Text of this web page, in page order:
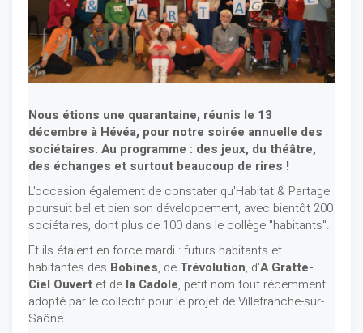
Nous étions une quarantaine, réunis le 13
décembre à Hévéa, pour notre soirée annuelle des
sociétaires. Au programme : des jeux, du théâtre,
des échanges et surtout beaucoup de rires !
L'occasion également de constater qu'Habitat & Partage
poursuit bel et bien son développement, avec bientôt 200
sociétaires, dont plus de 100 dans le collège "habitants".
Et ils étaient en force mardi : futurs habitants et
habitantes des Bobines, de Trévolution, d'A Gratte-
Ciel Ouvert et de la Cadole, petit nom tout récemment
adopté par le collectif pour le projet de Villefranche-sur-
Saône.